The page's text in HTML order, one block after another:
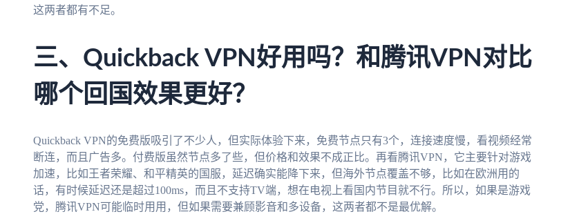
这两者都有不足。
三、Quickback VPN好用吗？和腾讯VPN对比
哪个回国效果更好？
Quickback VPN的免费版吸引了不少人，但实际体验下来，免费节点只有3个，连接速度慢，看视频经常
断连，而且广告多。付费版虽然节点多了些，但价格和效果不成正比。再看腾讯VPN，它主要针对游戏
加速，比如王者荣耀、和平精英的国服，延迟确实能降下来，但海外节点覆盖不够，比如在欧洲用的
话，有时候延迟还是超过100ms，而且不支持TV端，想在电视上看国内节目就不行。所以，如果是游戏
党，腾讯VPN可能临时用用，但如果需要兼顾影音和多设备，这两者都不是最优解。